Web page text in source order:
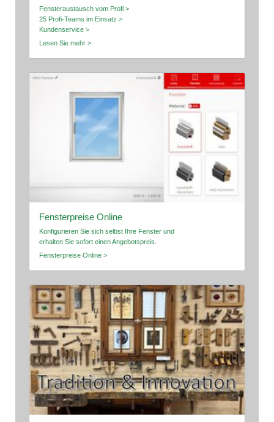
Fensteraustausch vom Profi >
25 Profi-Teams im Einsatz >
Kundenservice >
Lesen Sie mehr >
Fensterpreise Online
Konfigurieren Sie sich selbst Ihre Fenster und
erhalten Sie sofort einen Angebotspreis.
Fensterpreise Online >